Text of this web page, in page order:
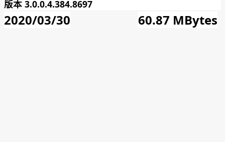
版本 3.0.0.4.384.8697
2020/03/30 60.87 MBytes